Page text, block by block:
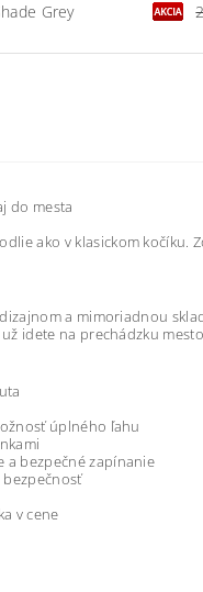
Grey
do mesta
ako v klasickom
a mimoriadnou
idete na prechádzku
úplného ľahu
a bezpečné zapínanie
v cene